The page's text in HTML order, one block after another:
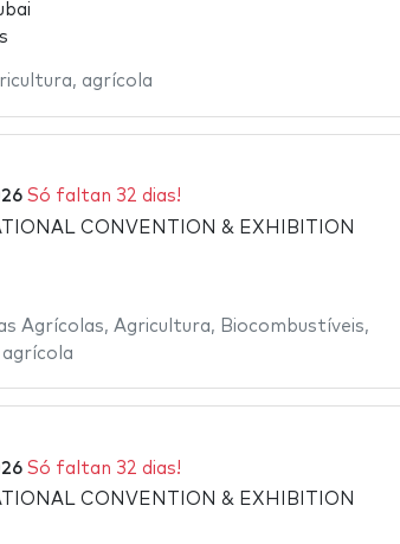
, agrícola
Só faltan 32 dias!
CONVENTION & EXHIBITION
Agrícolas, Agricultura, Biocombustíveis,
agrícola
Só faltan 32 dias!
CONVENTION & EXHIBITION